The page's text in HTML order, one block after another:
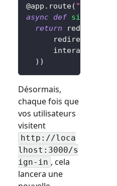
@app . route( "/sign-in"
async def sign_in
return redirect
      redirectUri
      interactionMode
) )
Désormais,
chaque fois que
vos utilisateurs
visitent
http://loca
lhost:3000/s
ign-in , cela
lancera une